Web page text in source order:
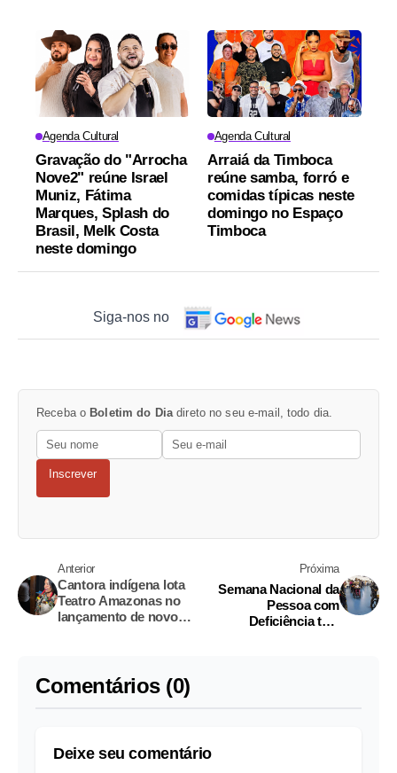
Agenda Cultural
Gravação do "Arrocha
Nove2" reúne Israel
Muniz, Fátima
Marques, Splash do
Brasil, Melk Costa
neste domingo
Agenda Cultural
Arraiá da Timboca
reúne samba, forró e
comidas típicas neste
domingo no Espaço
Timboca
Siga-nos no
Receba o Boletim do Dia direto no seu e-mail, todo dia.
Inscrever
Anterior
Cantora indígena lota
Teatro Amazonas no
lançamento de novo
Próxima
Semana Nacional da
Pessoa com
Deficiência tem
Comentários (0)
Deixe seu comentário